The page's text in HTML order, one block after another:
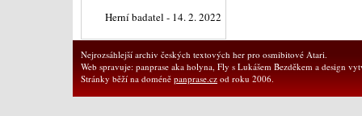
Herní badatel - 14. 2. 2022
Nejrozsáhlejší archiv českých textových her pro osmibitové Atari.
Web spravuje: panprase aka holyna, Fly s Lukášem Bezděkem a design
Stránky běží na doméně panprase.cz od roku 2006.